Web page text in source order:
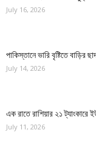
July 16, 2026
পাকিস্তানে ভারি বৃষ্টিতে বাড়ির
July 14, 2026
এক রাতে রাশিয়ার ২১ ট্যাংকারে
July 11, 2026